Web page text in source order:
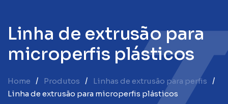
Linha de extrusãopara
microperfis plásticos
Home Produtos
Linhas de extrusão para perfis
Linha de extrusão para microperfis plásticos